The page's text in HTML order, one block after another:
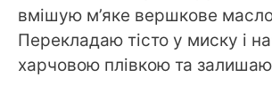
вмішую м’яке вершкове
Перекладаю тісто у миску і
харчовою плівкою та залишаю